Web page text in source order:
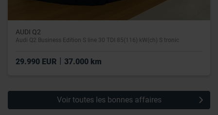
AUDI Q2
Audi Q2 Business Edition S line 30 TDI 85(116) kW(ch) S tronic
29.990 EUR 37.000 km
Voir toutes les bonnes affaires